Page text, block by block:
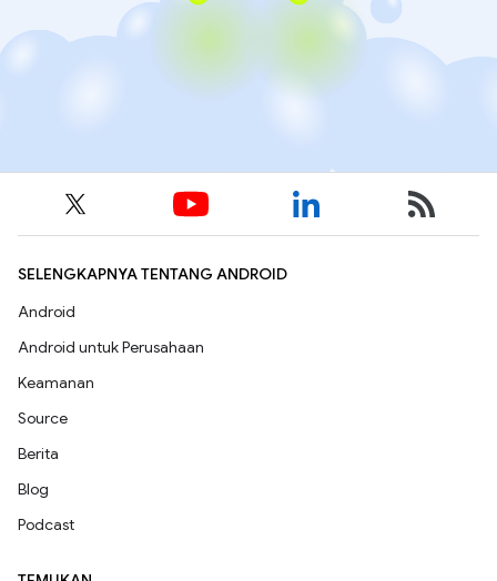
SELENGKAPNYA TENTANG ANDROID
Android
Android untuk Perusahaan
Keamanan
Source
Berita
Blog
Podcast